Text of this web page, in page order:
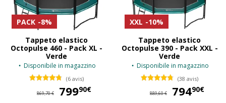
PACK -8%
Tappeto elastico
Octopulse 460 - Pack XL -
Verde
Disponibile in magazzino
(6 avis)
869,70 € 79990€
XXL -10%
Tappeto elastico
Octopulse 390 - Pack XXL -
Verde
Disponibile in magazzino
(38 avis)
889,60 € 79490€